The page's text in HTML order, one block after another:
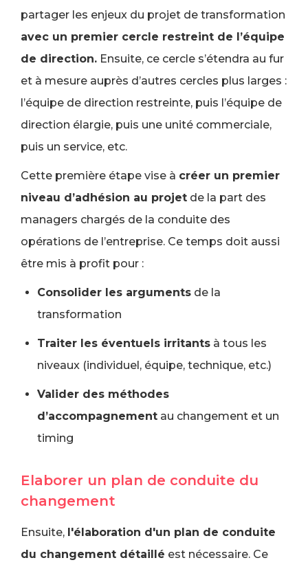
partager les enjeux du projet de transformation
avec un premier cercle restreint de l’équipe
de direction. Ensuite, ce cercle s’étendra au fur
et à mesure auprès d’autres cercles plus larges :
l’équipe de direction restreinte, puis l’équipe de
direction élargie, puis une unité commerciale,
puis un service, etc.
Cette première étape vise à créer un premier
niveau d’adhésion au projet de la part des
managers chargés de la conduite des
opérations de l’entreprise. Ce temps doit aussi
être mis à profit pour :
Consolider les arguments de la
transformation
Traiter les éventuels irritants à tous les
niveaux (individuel, équipe, technique, etc.)
Valider des méthodes
d’accompagnement au changement et un
timing
Elaborer un plan de conduite du
changement
Ensuite, l'élaboration d'un plan de conduite
du changement détaillé est nécessaire. Ce